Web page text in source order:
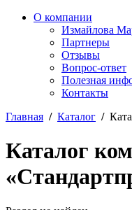
О компании
Измайлова
Партнеры
Отзывы
Вопрос-ответ
Полезная
Контакты
Главная / Каталог /
Каталог